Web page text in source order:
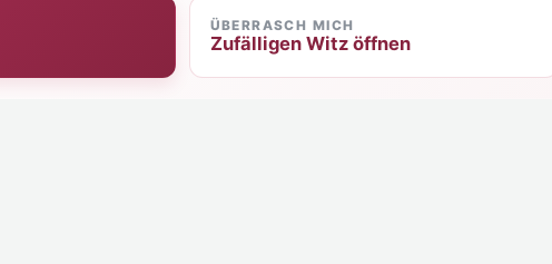
ÜBERRASCH MICH
Zufälligen Witz öffnen